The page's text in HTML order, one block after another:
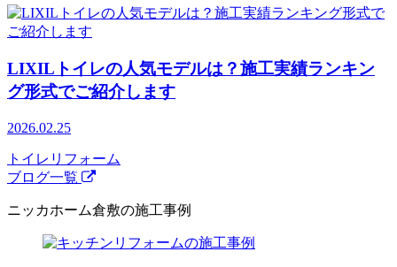
LIXILトイレの人気モデルは？施工実績ランキン
グ形式でご紹介します
2026.02.25
トイレリフォーム
ブログ一覧
ニッカホーム倉敷の施工事例